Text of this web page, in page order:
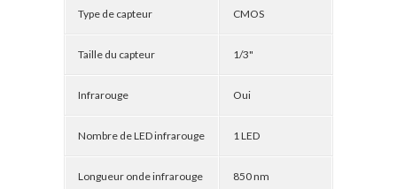
Type de capteur CMOS
Taille du capteur 1/3"
Infrarouge Oui
Nombre de LED infrarouge 1 LED
Longueur onde infrarouge 850 nm